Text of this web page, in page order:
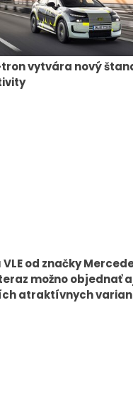
vytvára nový
VLE od značky
možno objednať
atraktívnych